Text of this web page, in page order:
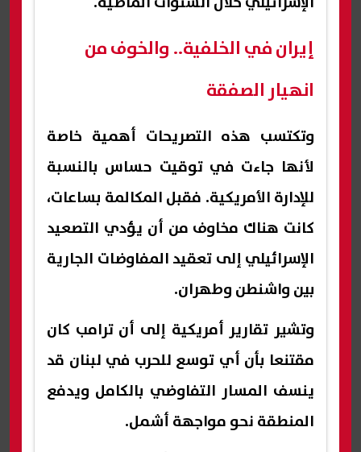
إيران في الخلفية.. والخوف من
انهيار الصفقة
وتكتسب هذه التصريحات أهمية خاصة
لأنها جاءت في توقيت حساس بالنسبة
للإدارة الأمريكية. فقبل المكالمة بساعات،
كانت هناك مخاوف من أن يؤدي التصعيد
الإسرائيلي إلى تعقيد المفاوضات الجارية
بين واشنطن وطهران.
وتشير تقارير أمريكية إلى أن ترامب كان
مقتنعا بأن أي توسع للحرب في لبنان قد
ينسف المسار التفاوضي بالكامل ويدفع
المنطقة نحو مواجهة أشمل.